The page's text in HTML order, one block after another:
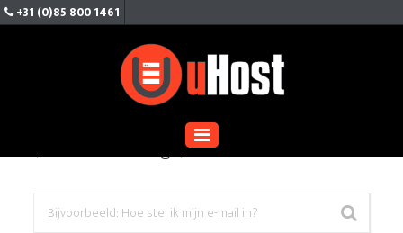
+31 (0)85 800 1461
E-mailadres instellen op Android
(Hosted Exchange)